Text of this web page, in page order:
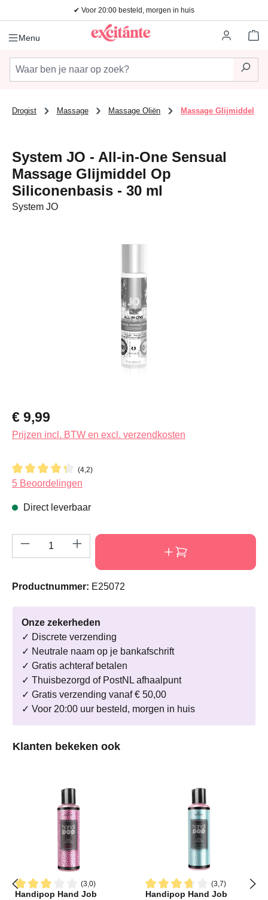
Ga naar de hoofdinhoud✔ Voor 20:00 besteld, morgen in huis
Menu
Drogist Massage Massage Oliën Massage Glijmiddel
System JO - All-in-One Sensual
Massage Glijmiddel Op
Siliconenbasis - 30 ml
System JO
Normale prijs:
€ 9,99
Prijzen incl. BTW en excl. verzendkosten
(4,2)
Gemiddelde waardering van 4.2 van 5 sterren
5 Beoordelingen
Direct leverbaar
Producthoeveelheid: Voer de gewenste
Productnummer: E25072
Onze zekerheden
✓ Discrete verzending
✓ Neutrale naam op je bankafschrift
✓ Gratis achteraf betalen
✓ Thuisbezorgd of PostNL afhaalpunt
✓ Gratis verzending vanaf € 50,00
✓ Voor 20:00 uur besteld, morgen in huis
Productgalerij overslaan
Klanten bekeken ook
(3,0)
Gemiddelde waardering van 3 van 5 sterren
Handipop Hand Job
(3,7)
Gemiddelde waardering van
Handipop Hand Job